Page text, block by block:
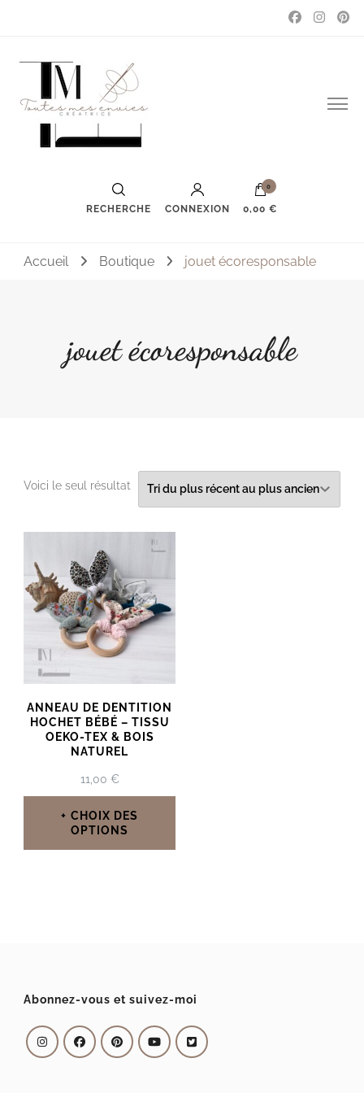
Toutes mes envies
Couture, accessoires, mode, bijoux …
RECHERCHE CONNEXION
0
0,00 €
Accueil Boutique jouet écoresponsable
jouet écoresponsable
Voici le seul résultat
ANNEAU DE DENTITION
HOCHET BÉBÉ – TISSU
OEKO-TEX & BOIS
NATUREL
11,00 €
CHOIX DES
OPTIONS
Les
options
peuvent
Abonnez-vous et suivez-moi